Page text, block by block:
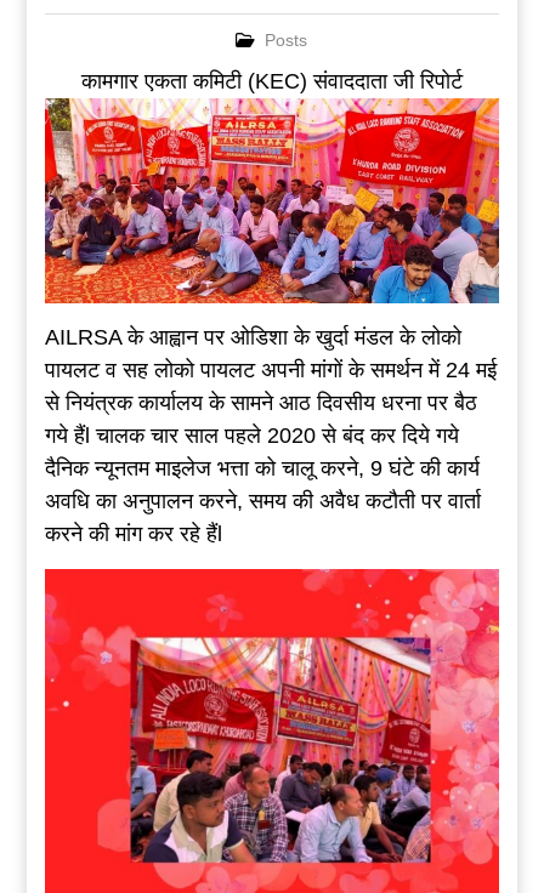
Posts
कामगार एकता कमिटी (KEC) संवाददाता जी रिपोर्ट
AILRSA के आह्वान पर ओडिशा के खुर्दा मंडल के लोको
पायलट व सह लोको पायलट अपनी मांगों के समर्थन में 24 मई
से नियंत्रक कार्यालय के सामने आठ दिवसीय धरना पर बैठ
गये हैंl चालक चार साल पहले 2020 से बंद कर दिये गये
दैनिक न्यूनतम माइलेज भत्ता को चालू करने, 9 घंटे की कार्य
अवधि का अनुपालन करने, समय की अवैध कटौती पर वार्ता
करने की मांग कर रहे हैंl